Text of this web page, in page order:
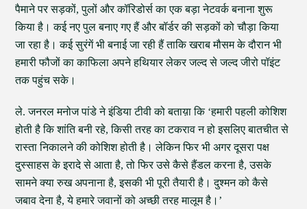
पैमाने पर सड़कों, पुलों और कॉरिडोर्स का एक बड़ा नेटवर्क बनाना शुरू
किया है। कई नए पुल बनाए गए हैं और बॉर्डर की सड़कों को चौड़ा किया
जा रहा है। कई सुरंगें भी बनाई जा रही हैं ताकि खराब मौसम के दौरान भी
हमारी फौजों का काफिला अपने हथियार लेकर जल्द से जल्द जीरो पॉइंट
तक पहुंच सके।
ले. जनरल मनोज पांडे ने इंडिया टीवी को बताय़ा कि ‘हमारी पहली कोशिश
होती है कि शांति बनी रहे, किसी तरह का टकराव न हो इसलिए बातचीत से
रास्ता निकालने की कोशिश होती है। लेकिन फिर भी अगर दूसरा पक्ष
दुस्साहस के इरादे से आता है, तो फिर उसे कैसे हैंडल करना है, उसके
सामने क्या रुख अपनाना है, इसकी भी पूरी तैयारी है। दुश्मन को कैसे
जबाव देना है, ये हमारे जवानों को अच्छी तरह मालूम है।’